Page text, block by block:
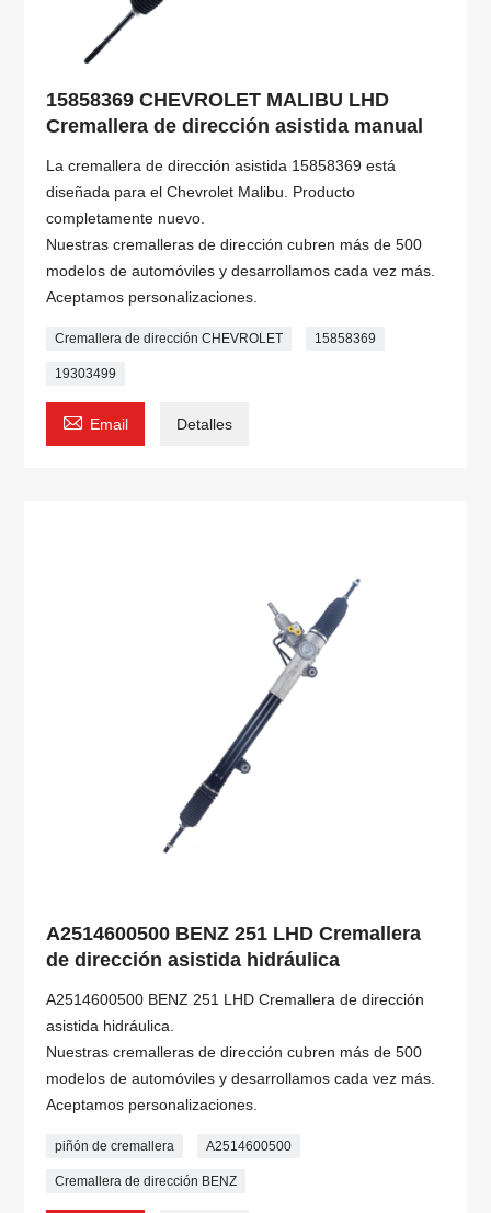
15858369 CHEVROLET MALIBU LHD
Cremallera de dirección asistida manual
La cremallera de dirección asistida 15858369 está
diseñada para el Chevrolet Malibu. Producto
completamente nuevo.
Nuestras cremalleras de dirección cubren más de 500
modelos de automóviles y desarrollamos cada vez más.
Aceptamos personalizaciones.
Cremallera de dirección CHEVROLET 15858369
19303499
 Email Detalles
A2514600500 BENZ 251 LHD Cremallera
de dirección asistida hidráulica
A2514600500 BENZ 251 LHD Cremallera de dirección
asistida hidráulica.
Nuestras cremalleras de dirección cubren más de 500
modelos de automóviles y desarrollamos cada vez más.
Aceptamos personalizaciones.
piñón de cremallera A2514600500
Cremallera de dirección BENZ